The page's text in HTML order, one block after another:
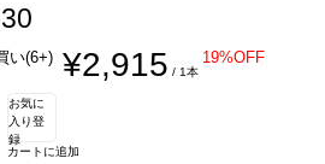
い(6+) ¥2,915 / 1本
19%OFF
お気に
入り登
録
カートに追加